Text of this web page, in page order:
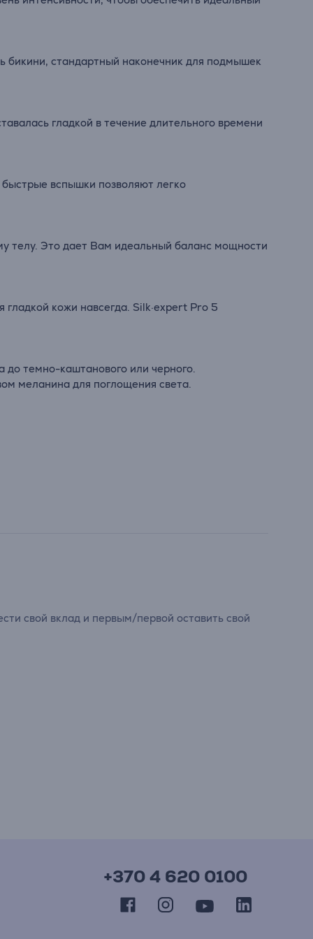
бикини, стандартный наконечник для подмышек
гладкой в течение длительного времени
вспышки позволяют легко
телу. Это дает Вам идеальный баланс мощности
кожи навсегда. Silk·expert Pro 5
до темно-каштанового или черного.
меланина для поглощения света.
свой вклад и первым/первой оставить свой
+370 4 620 0100